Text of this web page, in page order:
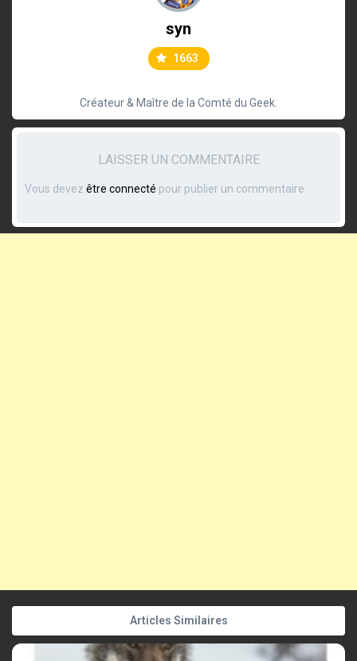
syn
1663
Créateur & Maître de la Comté du Geek.
LAISSER UN COMMENTAIRE
Vous devez être connecté pour publier un commentaire.
Articles Similaires